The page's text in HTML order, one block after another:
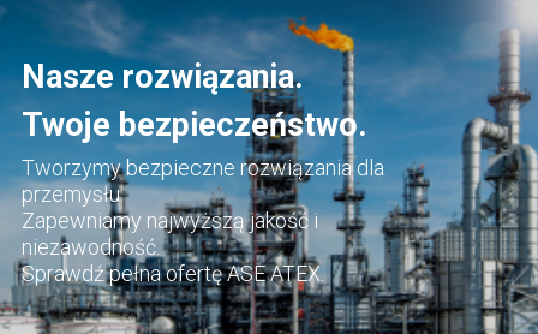
Nasze rozwiązania.
Twoje bezpieczeństwo.
Tworzymy bezpieczne rozwiązania dla
przemysłu.
Zapewniamy najwyższą jakość i
niezawodność.
Sprawdź pełna ofertę ASE ATEX.